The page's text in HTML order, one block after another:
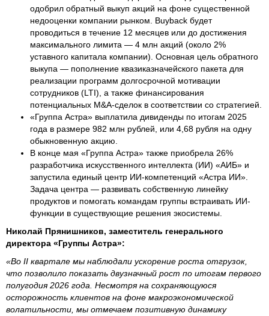
одобрил обратный выкуп акций на фоне существенной
недооценки компании рынком. Buyback будет
проводиться в течение 12 месяцев или до достижения
максимального лимита — 4 млн акций (около 2%
уставного капитала компании). Основная цель обратного
выкупа — пополнение квазиказначейского пакета для
реализации программ долгосрочной мотивации
сотрудников (LTI), а также финансирования
потенциальных M&A-сделок в соответствии со стратегией.
«Группа Астра» выплатила дивиденды по итогам 2025
года в размере 982 млн рублей, или 4,68 рубля на одну
обыкновенную акцию.
В конце мая «Группа Астра» также приобрела 26%
разработчика искусственного интеллекта (ИИ) «АИБ» и
запустила единый центр ИИ-компетенций «Астра ИИ».
Задача центра — развивать собственную линейку
продуктов и помогать командам группы встраивать ИИ-
функции в существующие решения экосистемы.
Николай Прянишников, заместитель генерального
директора «Группы Астра»:
«Во II квартале мы наблюдали ускорение роста отгрузок,
что позволило показать двузначный рост по итогам первого
полугодия 2026 года. Несмотря на сохраняющуюся
осторожность клиентов на фоне макроэкономической
волатильности, мы отмечаем позитивную динамику